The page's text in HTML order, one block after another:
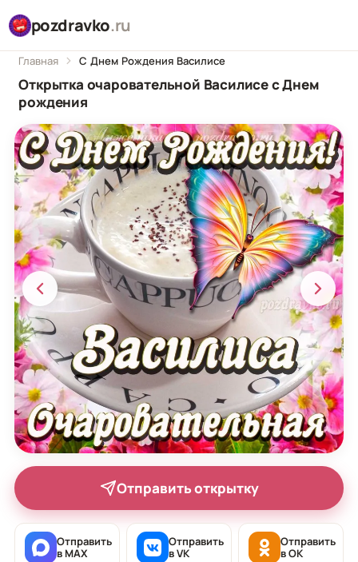
pozdravko.ru
Главная С Днем Рождения Василисе
Открытка очаровательной Василисе с Днем
рождения
Отправить открытку
Отправить
в MAX
Отправить
в VK
Отправить
в OK